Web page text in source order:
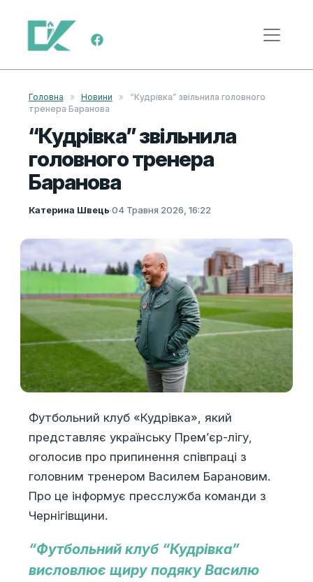
Skip to content
Main Navigation
Головна » Новини »
“Кудрівка” звільнила головного
тренера Баранова
“Кудрівка” звільнила
головного тренера
Баранова
Катерина Швець·04 Травня 2026, 16:22
Футбольний клуб «Кудрівка», який
представляє українську Прем’єр-лігу,
оголосив про припинення співпраці з
головним тренером Василем Барановим.
Про це інформує пресслужба команди з
Чернігівщини.
“Футбольний клуб “Кудрівка”
висловлює щиру подяку Василю